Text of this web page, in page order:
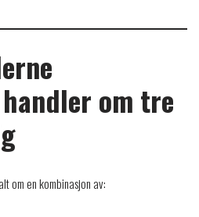
om tre
om en kombinasjon av: